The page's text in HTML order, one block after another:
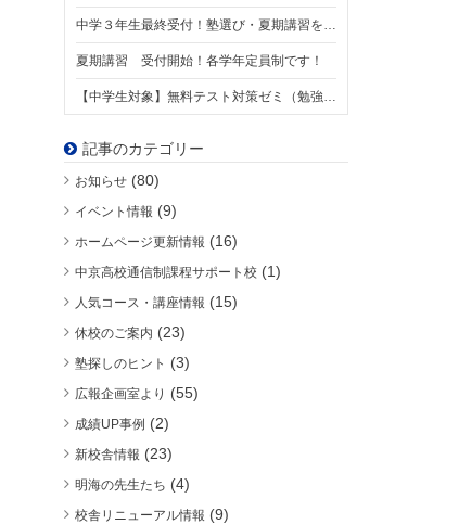
中学３年生最終受付！塾選び・夏期講習をご検討の方、ぜひご一読ください。【8/1スタート】
夏期講習 受付開始！各学年定員制です！
【中学生対象】無料テスト対策ゼミ（勉強会）について
記事のカテゴリー
お知らせ(80)
イベント情報 (9)
ホームページ更新情報 (16)
中京高校通信制課程サポート校(1)
人気コース・講座情報 (15)
休校のご案内 (23)
塾探しのヒント (3)
広報企画室より (55)
成績UP事例 (2)
新校舎情報 (23)
明海の先生たち (4)
校舎リニューアル情報 (9)